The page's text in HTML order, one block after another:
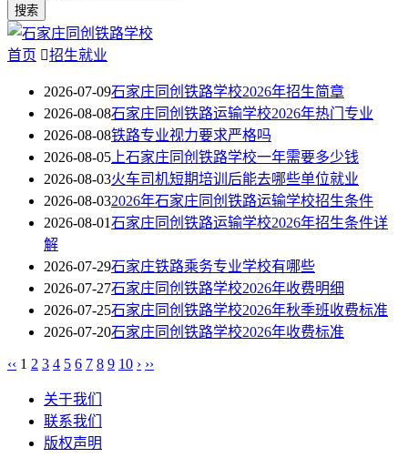
搜索
首页 招生就业
2026-07-09石家庄同创铁路学校2026年招生简章
2026-08-08石家庄同创铁路运输学校2026年热门专业
2026-08-08铁路专业视力要求严格吗
2026-08-05 上石家庄同创铁路学校一年需要多少钱
2026-08-03火车司机短期培训后能去哪些单位就业
2026-08-032026年石家庄同创铁路运输学校招生条件
2026-08-01石家庄同创铁路运输学校2026年招生条件详
解
2026-07-29石家庄铁路乘务专业学校有哪些
2026-07-27石家庄同创铁路学校2026年收费明细
2026-07-25石家庄同创铁路学校2026年秋季班收费标准
2026-07-20石家庄同创铁路学校2026年收费标准
‹‹ 1 2 3 4 5 6 7 8 9 10 › ››
关于我们
联系我们
版权声明